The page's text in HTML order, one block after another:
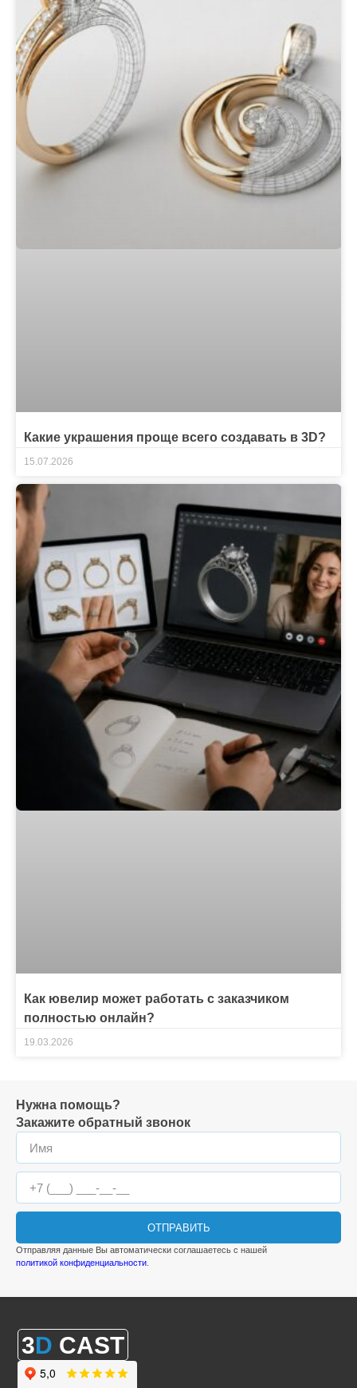
Какие украшения проще всего создавать в 3D?
15.07.2026
Как ювелир может работать с заказчиком
полностью онлайн?
19.03.2026
Нужна помощь?
Закажите обратный звонок
ОТПРАВИТЬ
Отправляя данные Вы автоматически соглашаетесь с нашей
политикой конфиденциальности
3D CAST